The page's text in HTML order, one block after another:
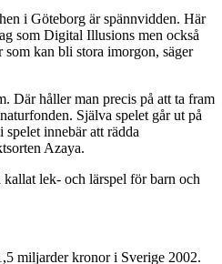
i Göteborg är spännvidden. Här
som Digital Illusions men också
som kan bli stora imorgon, säger
Där håller man precis på att ta fram
Själva spelet går ut på
innebär att rädda
Azaya.
kallat lek- och lärspel för barn och
miljarder kronor i Sverige 2002.